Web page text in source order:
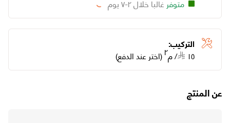
متوفر غالبا خلال ٢-٧ يوم Loading...
التركيب:
١٥
/م٢(اختر عند الدفع)
عن المنتج